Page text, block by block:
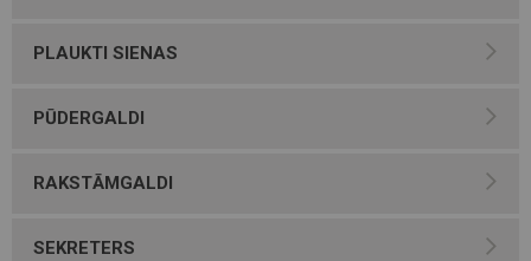
PLAUKTI SIENAS
PŪDERGALDI
RAKSTĀMGALDI
SEKRETERS